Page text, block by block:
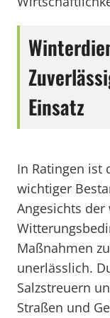
Einsatz
In Ratingen ist
wichtiger
Angesichts
Maßnahmen
unerlässlich.
Salzstreuern
Straßen und